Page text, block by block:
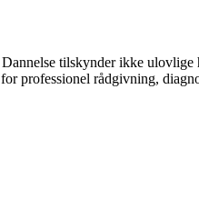
tilskynder ikke
professionel rådgivning,